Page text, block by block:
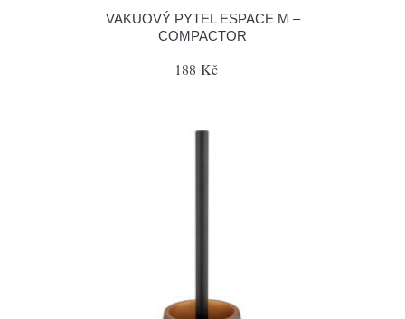
VAKUOVÝ PYTEL ESPACE M –
COMPACTOR
188 Kč